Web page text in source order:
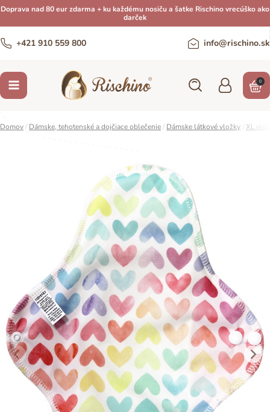
Doprava nad 80 eur zdarma + ku každému nosiču a šatke Rischino vrecúško ako
darček
+421 910 559 800 info@rischino.sk
0
Domov/ Dámske, tehotenské a dojčiace oblečenie/ Dámske látkové vložky XL